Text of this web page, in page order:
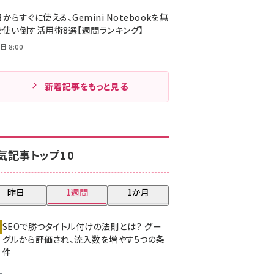
からすぐに使える、Gemini Notebookを無
い倒す活用術8選【週間ランキング】
8:00
新着記事をもっと見る
記事トップ10
昨日 1週間 1か月
SEOで勝つタイトル付けの法則とは？ グー
グルから評価され、流入数を増やす5つの条
件